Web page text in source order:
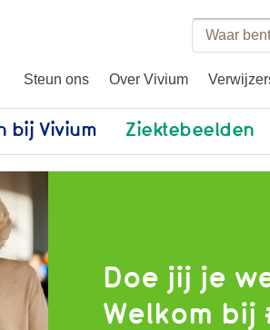
bij Vivium Ziektebeelden
Steun ons Over Vivium
Zoeken
binnen
vivium.nl
Doe jij je
Welkom bij